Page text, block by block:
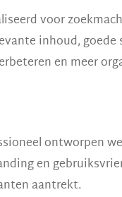
voor
inhoud,
en meer
ontworpen
en
aantrekt.